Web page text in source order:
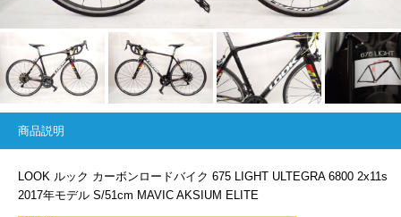
商品説明
LOOK ルック カーボンロードバイク 675 LIGHT ULTEGRA 6800 2x11s
2017年モデル S/51cm MAVIC AKSIUM ELITE